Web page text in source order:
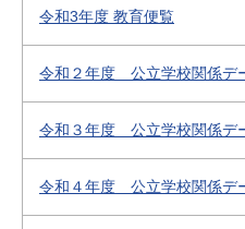
令和3年度 教育便覧
令和２年度 公立学校関係デ
令和３年度 公立学校関係デ
令和４年度 公立学校関係デ